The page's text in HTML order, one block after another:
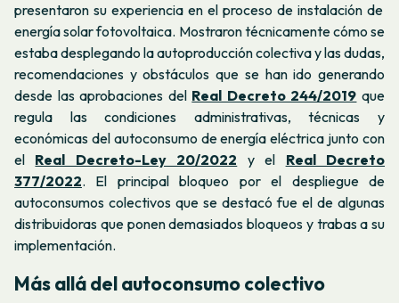
presentaron su experiencia en el proceso de instalación de
energía solar fotovoltaica. Mostraron técnicamente cómo se
estaba desplegando la autoproducción colectiva y las dudas,
recomendaciones y obstáculos que se han ido generando
desde las aprobaciones del Real Decreto 244/2019 que
regula las condiciones administrativas, técnicas y
económicas del autoconsumo de energía eléctrica junto con
el Real Decreto-Ley 20/2022 y el Real Decreto
377/2022. El principal bloqueo por el despliegue de
autoconsumos colectivos que se destacó fue el de algunas
distribuidoras que ponen demasiados bloqueos y trabas a su
implementación.
Más allá del autoconsumo colectivo